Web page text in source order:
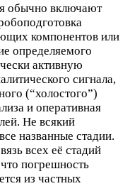
обычно включают
компонентов или
определяемого
активную
сигнала,
(“холостого”)
и оперативная
Не всякий
названные стадии.
всех её стадий
погрешность
из частных